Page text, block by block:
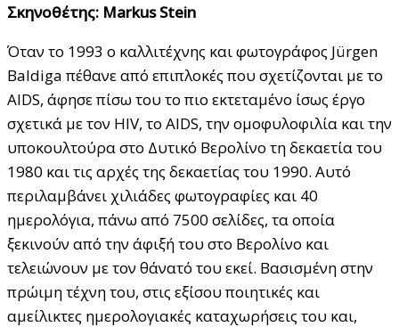
Σκηνοθέτης: Markus Stein
Όταν το 1993 ο καλλιτέχνης και φωτογράφος Jürgen
Baldiga πέθανε από επιπλοκές που σχετίζονται με το
AIDS, άφησε πίσω του το πιο εκτεταμένο ίσως έργο
σχετικά με τον HIV, το AIDS, την ομοφυλοφιλία και την
υποκουλτούρα στο Δυτικό Βερολίνο τη δεκαετία του
1980 και τις αρχές της δεκαετίας του 1990. Αυτό
περιλαμβάνει χιλιάδες φωτογραφίες και 40
ημερολόγια, πάνω από 7500 σελίδες, τα οποία
ξεκινούν από την άφιξή του στο Βερολίνο και
τελειώνουν με τον θάνατό του εκεί. Βασισμένη στην
πρώιμη τέχνη του, στις εξίσου ποιητικές και
αμείλικτες ημερολογιακές καταχωρήσεις του και,